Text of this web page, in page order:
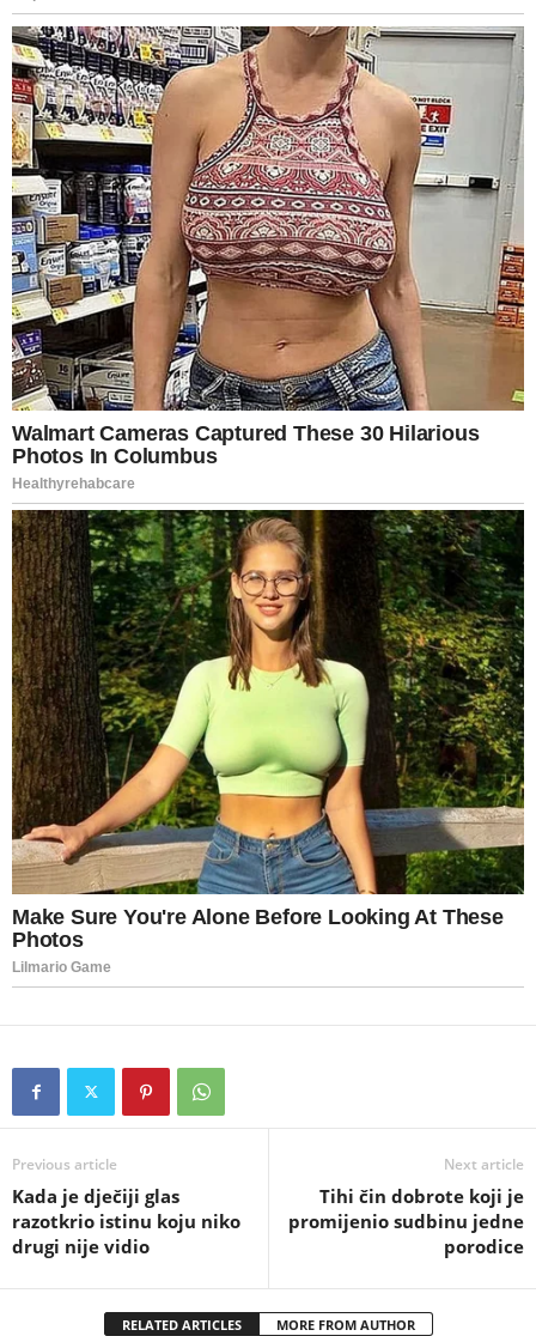
Previous article
Kada je dječiji glas
razotkrio istinu koju niko
drugi nije vidio
Next article
Tihi čin dobrote koji je
promijenio sudbinu jedne
porodice
RELATED ARTICLES MORE FROM AUTHOR